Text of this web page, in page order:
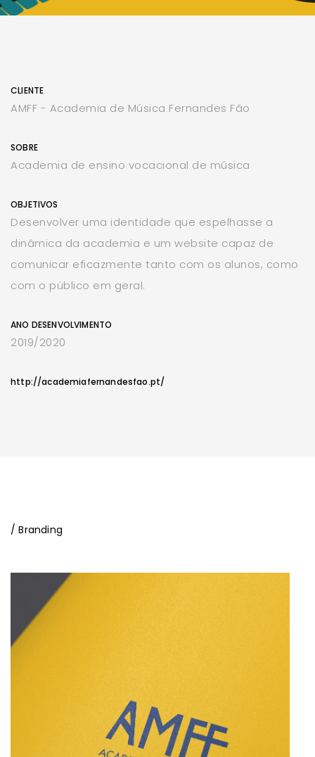
CLIENTE
AMFF - Academia de Música Fernandes Fão
SOBRE
Academia de ensino vocacional de música
OBJETIVOS
Desenvolver uma identidade que espelhasse a
dinâmica da academia e um website capaz de
comunicar eficazmente tanto com os alunos, como
com o público em geral.
ANO DESENVOLVIMENTO
2019/2020
http://academiafernandesfao.pt/
/ Branding